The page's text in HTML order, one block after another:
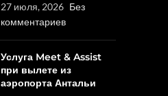
27 июля, 2026 Без
комментариев
Услуга Meet & Assist
при вылете из
аэропорта Антальи